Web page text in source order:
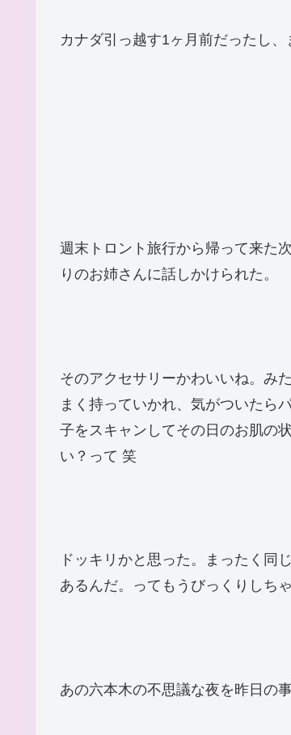
カナダ引っ越す1ヶ月前だったし
週末トロント旅行から帰って来た
りのお姉さんに話しかけられた。
そのアクセサリーかわいいね。み
まく持っていかれ、気がついたら
子をスキャンしてその日のお肌の
い？って 笑
ドッキリかと思った。まったく同
あるんだ。ってもうびっくりしちゃ
あの六本木の不思議な夜を昨日の